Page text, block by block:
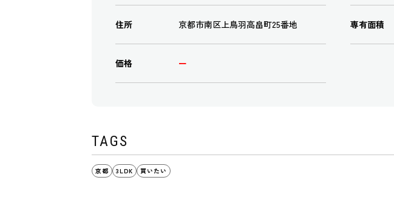
住所 京都市南区上鳥羽高畠町25番地 専有面積
価格 ー
TAGS
京都 3LDK 買いたい